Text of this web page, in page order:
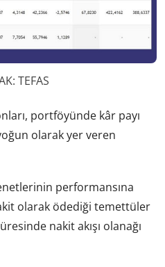
TEFAS
portföyünde kâr payı
olarak yer veren
performansına
olarak ödediği temettüler
nakit akışı olanağı